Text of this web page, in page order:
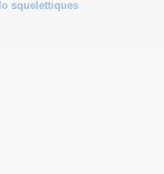
squelettiques